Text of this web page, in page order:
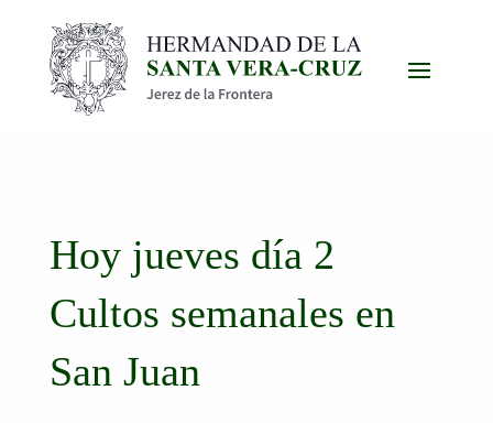
Hoy jueves día 2
Cultos semanales en
San Juan